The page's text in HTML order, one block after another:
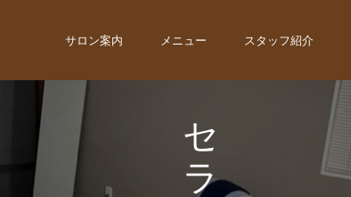
サロン案内 メニュー スタッフ紹介
セ
ラ